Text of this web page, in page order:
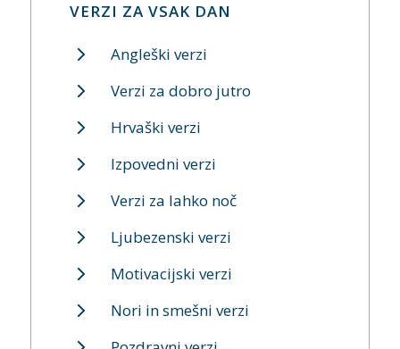
VERZI ZA VSAK DAN
Angleški verzi
Verzi za dobro jutro
Hrvaški verzi
Izpovedni verzi
Verzi za lahko noč
Ljubezenski verzi
Motivacijski verzi
Nori in smešni verzi